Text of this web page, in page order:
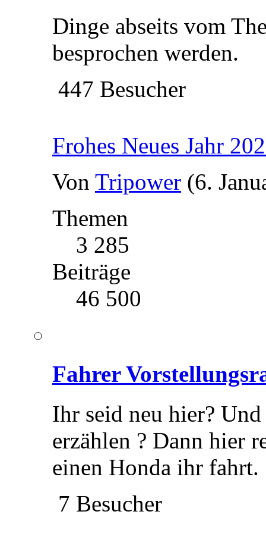
Dinge abseits vom
besprochen werden.
447 Besucher
Frohes Neues Jahr
Von Tripower (6.
Themen
3 285
Beiträge
46 500
Fahrer
Ihr seid neu hier?
erzählen ? Dann hier
einen Honda ihr fahrt.
7 Besucher